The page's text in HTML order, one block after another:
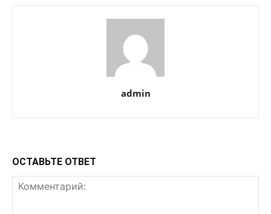
admin
ОСТАВЬТЕ ОТВЕТ